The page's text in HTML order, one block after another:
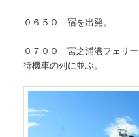
０６５０ 宿を出発。
０７００ 宮之浦港フェリー
待機車の列に並ぶ。